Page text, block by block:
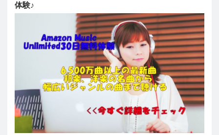
体験♪